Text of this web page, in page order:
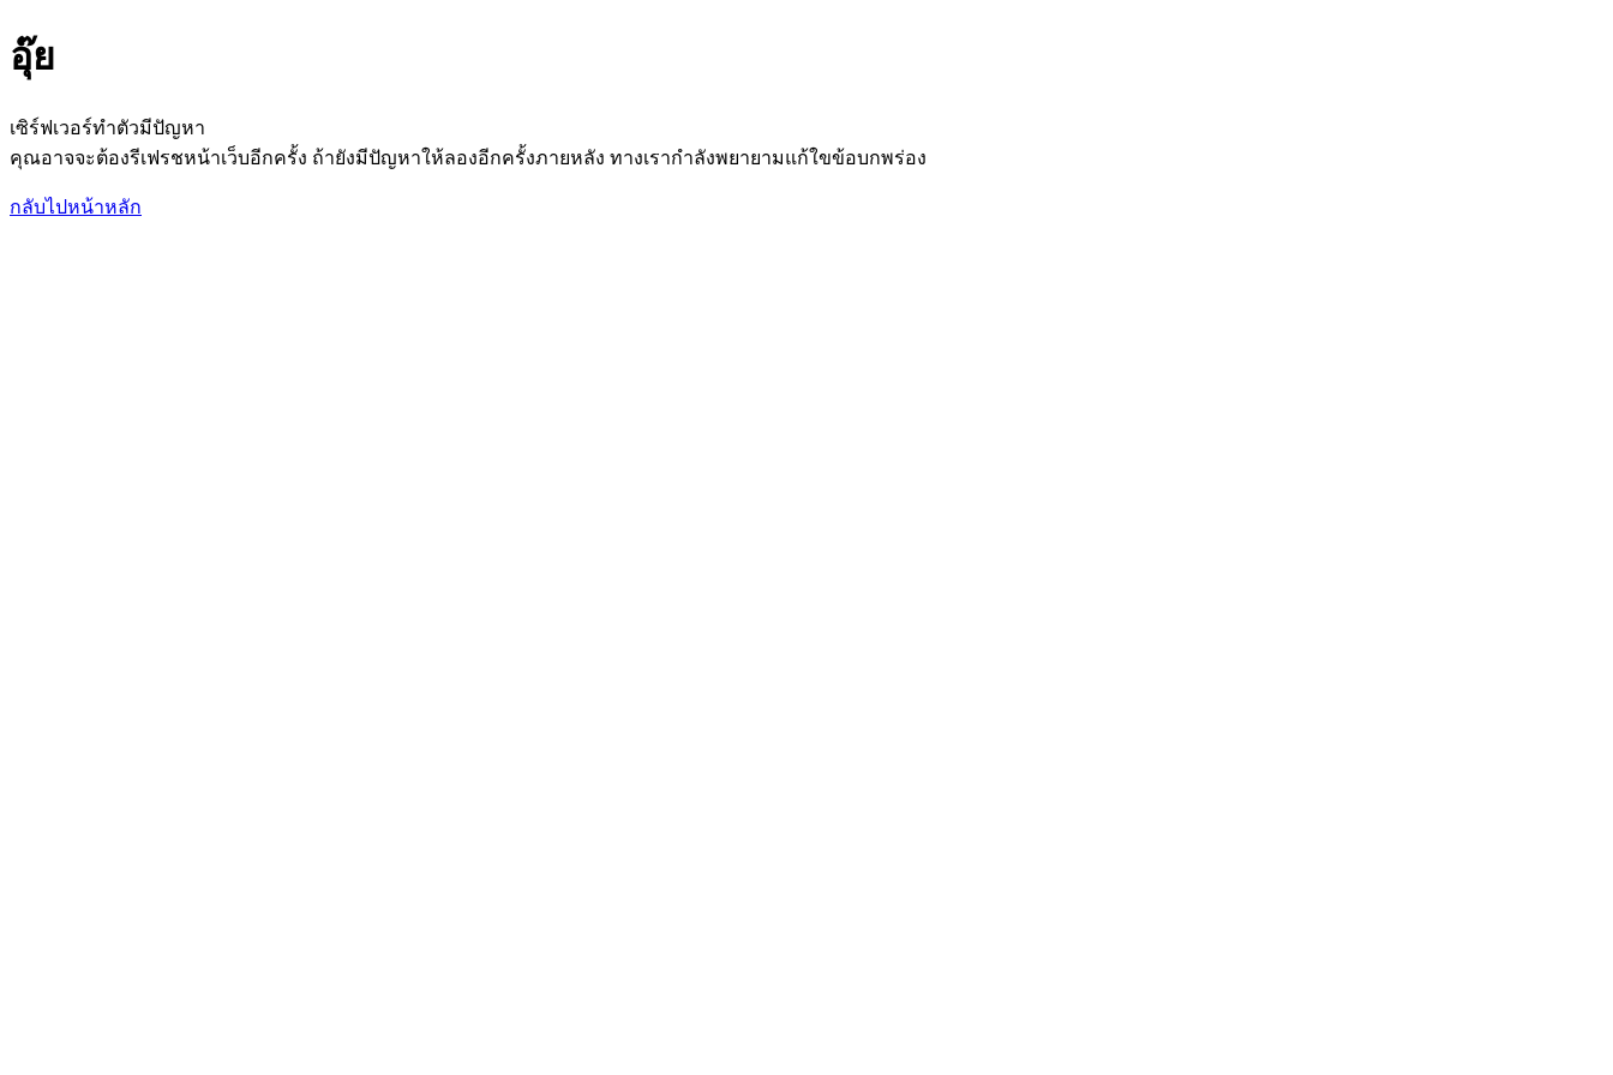
อุ๊ย
เซิร์ฟเวอร์ทำตัวมีปัญหา
คุณอาจจะต้องรีเฟรชหน้าเว็บอีกครั้ง ถ้ายังมีปัญหาให้ลองอีกครั้งภายหลัง ทางเรากำลังพยายามแก้ใขข้อบกพร่อง
กลับไปหน้าหลัก